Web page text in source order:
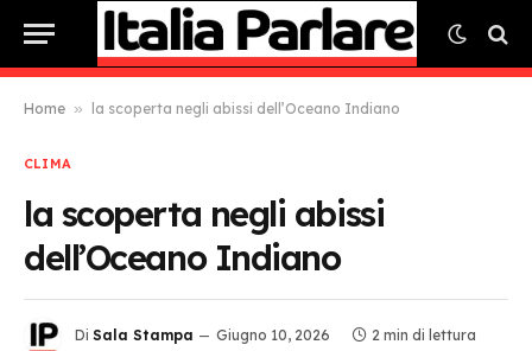
Home » la scoperta negli abissi dell’Oceano Indiano
CLIMA
la scoperta negli abissi
dell’Oceano Indiano
Di Sala Stampa Giugno 10, 2026 2 min di lettura